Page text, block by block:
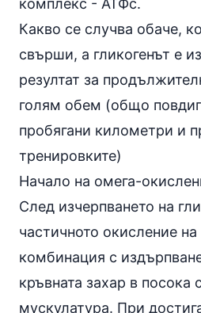
комплекс - АТФс.
Какво се случва обаче,
свърши, а гликогенът е
резултат за
голям обем (общо
пробягани километри и
тренировките)
Начало на омега-
След изчерпването на
частичното окисление
комбинация с
кръвната захар в посока
мускулатура. При